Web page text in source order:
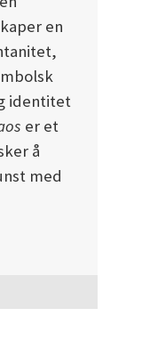
en
identitet
er et
å
med